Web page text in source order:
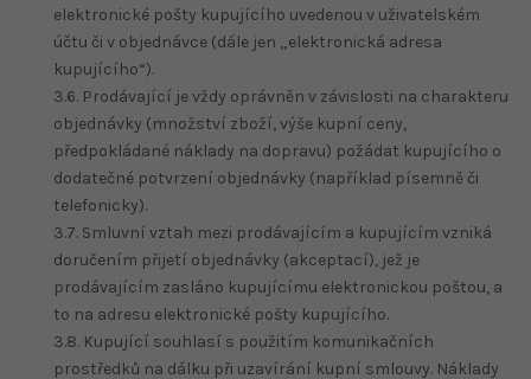
elektronické pošty kupujícího uvedenou v uživatelském
účtu či v objednávce (dále jen „elektronická adresa
kupujícího“).
3.6. Prodávající je vždy oprávněn v závislosti na charakteru
objednávky (množství zboží, výše kupní ceny,
předpokládané náklady na dopravu) požádat kupujícího o
dodatečné potvrzení objednávky (například písemně či
telefonicky).
3.7. Smluvní vztah mezi prodávajícím a kupujícím vzniká
doručením přijetí objednávky (akceptací), jež je
prodávajícím zasláno kupujícímu elektronickou poštou, a
to na adresu elektronické pošty kupujícího.
3.8. Kupující souhlasí s použitím komunikačních
prostředků na dálku při uzavírání kupní smlouvy. Náklady